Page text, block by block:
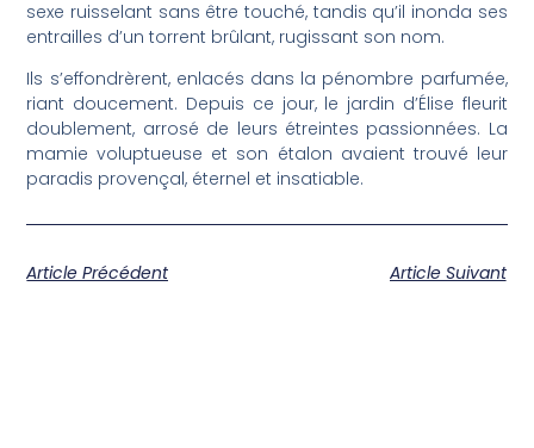
sexe ruisselant sans être touché, tandis qu’il inonda ses
entrailles d’un torrent brûlant, rugissant son nom.
Ils s’effondrèrent, enlacés dans la pénombre parfumée,
riant doucement. Depuis ce jour, le jardin d’Élise fleurit
doublement, arrosé de leurs étreintes passionnées. La
mamie voluptueuse et son étalon avaient trouvé leur
paradis provençal, éternel et insatiable.
Article Précédent Article Suivant